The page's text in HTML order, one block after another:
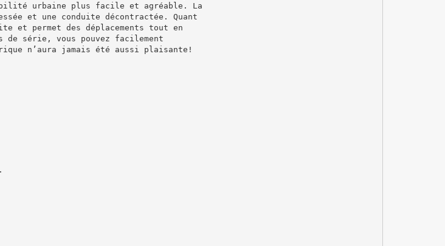
urbaine plus facile et agréable. La
et une conduite décontractée. Quant
et permet des déplacements tout en
de série, vous pouvez facilement
n’aura jamais été aussi plaisante!